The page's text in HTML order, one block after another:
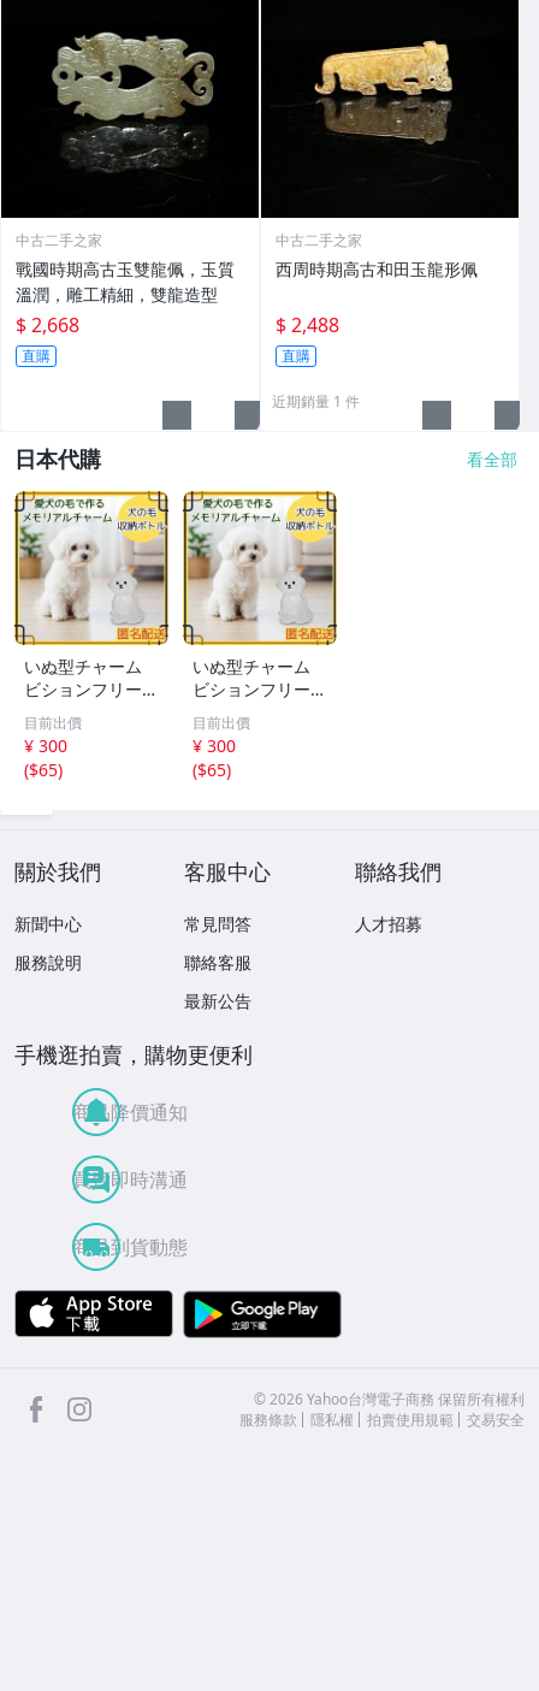
中古二手之家
戰國時期高古玉雙龍佩，玉質
溫潤，雕工精細，雙龍造型
$ 2,668
直購
中古二手之家
西周時期高古和田玉龍形佩
$ 2,488
直購
近期銷量 1 件
日本代購 看全部
いぬ型チャーム
ビションフリーゼ
アクセサリー キ
ーホルダー ペア
思い出
目前出價
¥ 300
($65)
いぬ型チャーム
ビションフリーゼ
アクセサリー キ
ーホルダー ペア
思い出
目前出價
¥ 300
($65)
關於我們
新聞中心
服務說明
客服中心
常見問答
聯絡客服
最新公告
聯絡我們
人才招募
手機逛拍賣，購物更便利
商品降價通知
買賣即時溝通
商品到貨動態
APP Store
facebook ©2026 Yahoo台灣電子商務 保留所有權利
服務條款
隱私權 拍賣使用規範 交易安全